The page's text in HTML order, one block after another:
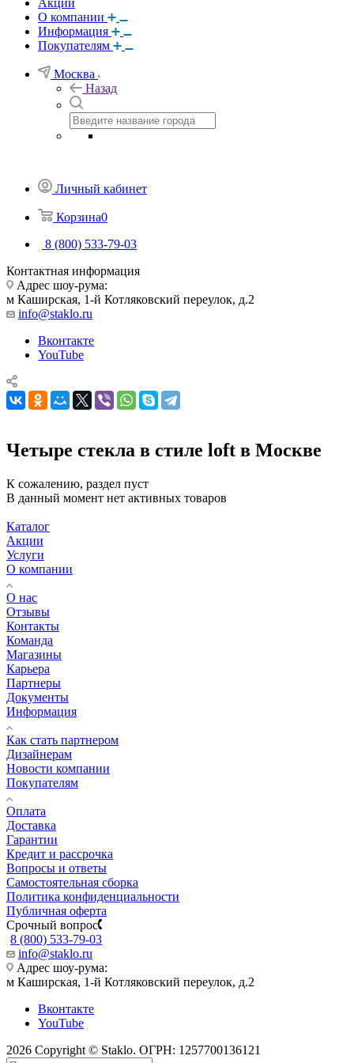
Акции
О компании
Информация
Покупателям
Москва
Назад
Личный кабинет
Корзина0
8 (800) 533-79-03
Контактная информация
Адрес шоу-рума:
м Каширская, 1-й Котляковский переулок, д.2
info@staklo.ru
Вконтакте
YouTube
Четыре стекла в стиле loft в Москве
К сожалению, раздел пуст
В данный момент нет активных товаров
Каталог
Акции
Услуги
О компании
О нас
Отзывы
Контакты
Команда
Магазины
Карьера
Партнеры
Документы
Информация
Как стать партнером
Дизайнерам
Новости компании
Покупателям
Оплата
Доставка
Гарантии
Кредит и рассрочка
Вопросы и ответы
Самостоятельная сборка
Политика конфиденциальности
Публичная оферта
Срочный вопрос
8 (800) 533-79-03
info@staklo.ru
Адрес шоу-рума:
м Каширская, 1-й Котляковский переулок, д.2
Вконтакте
YouTube
2026 Copyright © Staklo. ОГРН: 1257700136121